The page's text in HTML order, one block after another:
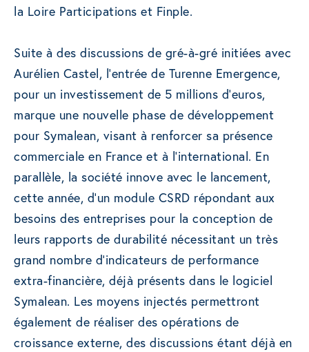
la Loire Participations et Finple.
Suite à des discussions de gré-à-gré initiées avec
Aurélien Castel, l’entrée de Turenne Emergence,
pour un investissement de 5 millions d’euros,
marque une nouvelle phase de développement
pour Symalean, visant à renforcer sa présence
commerciale en France et à l’international. En
parallèle, la société innove avec le lancement,
cette année, d’un module CSRD répondant aux
besoins des entreprises pour la conception de
leurs rapports de durabilité nécessitant un très
grand nombre d’indicateurs de performance
extra-financière, déjà présents dans le logiciel
Symalean. Les moyens injectés permettront
également de réaliser des opérations de
croissance externe, des discussions étant déjà en